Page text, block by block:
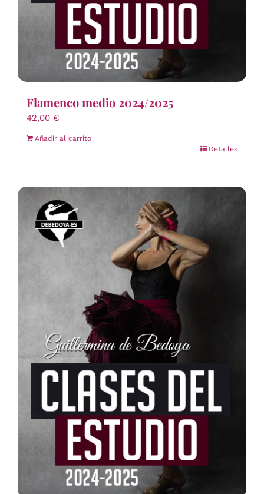
Flamenco medio 2024/2025
42,00 €
Añadir al carrito
Detalles